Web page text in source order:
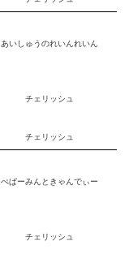
あいしゅうのれいんれいん
チェリッシュ
チェリッシュ
ぺぱーみんときゃんでぃー
チェリッシュ